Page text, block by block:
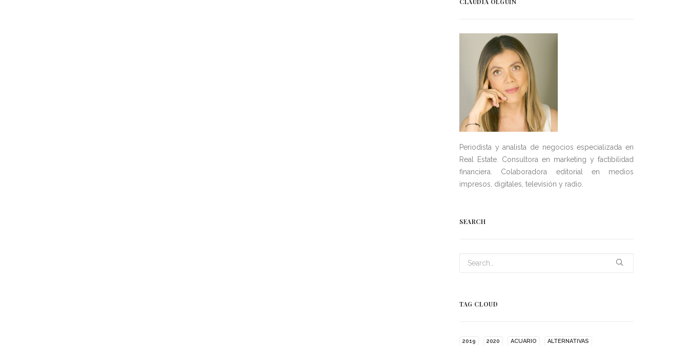
Periodista y analista de negocios especializada en
Real Estate. Consultora en marketing y factibilidad
financiera. Colaboradora editorial en medios
impresos, digitales, televisión y radio.
SEARCH
TAG CLOUD
2019 2020 ACUARIO ALTERNATIVAS